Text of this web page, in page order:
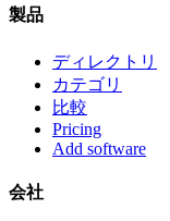
製品
ディレクトリ
カテゴリ
比較
Pricing
Add software
会社